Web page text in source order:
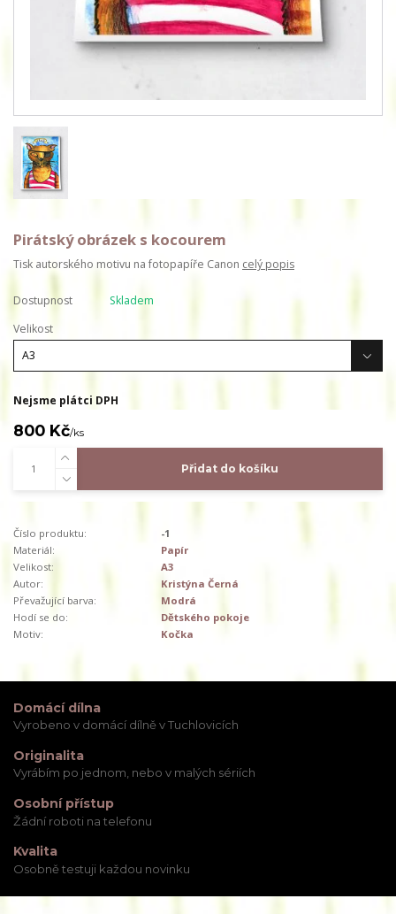
Pirátský obrázek s kocourem
Tisk autorského motivu na fotopapíře Canon celý popis
Dostupnost
Skladem
Velikost
Nejsme plátci DPH
800 Kč/ks
Přidat do košíku
Číslo produktu:
-1
Materiál:
Papír
Velikost:
A3
Autor:
Kristýna Černá
Převažující barva:
Modrá
Hodí se do:
Dětského pokoje
Motiv:
Kočka
Domácí dílna
Vyrobeno v domácí dílně v Tuchlovicích
Originalita
Vyrábím po jednom, nebo v malých sériích
Osobní přístup
Žádní roboti na telefonu
Kvalita
Osobně testuji každou novinku